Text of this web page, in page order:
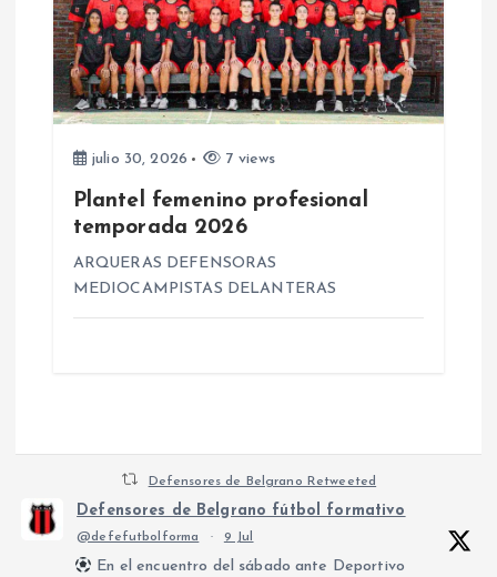
julio 30, 2026 7 views
Plantel femenino profesional
temporada 2026
ARQUERAS DEFENSORAS
MEDIOCAMPISTAS DELANTERAS
Defensores de Belgrano Retweeted
Defensores de Belgrano fútbol formativo
@defefutbolforma · 9 Jul
En el encuentro del sábado ante Deportivo